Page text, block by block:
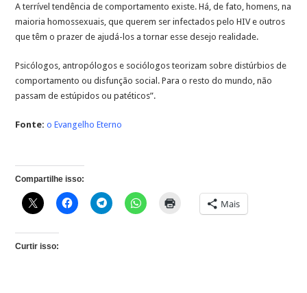
A terrível tendência de comportamento existe. Há, de fato, homens, na
maioria homossexuais, que querem ser infectados pelo HIV e outros
que têm o prazer de ajudá-los a tornar esse desejo realidade.
Psicólogos, antropólogos e sociólogos teorizam sobre distúrbios de
comportamento ou disfunção social. Para o resto do mundo, não
passam de estúpidos ou patéticos”.
Fonte: o Evangelho Eterno
Compartilhe isso:
Mais
Curtir isso: